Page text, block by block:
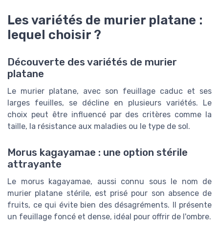
Les variétés de murier platane :
lequel choisir ?
Découverte des variétés de murier
platane
Le murier platane, avec son feuillage caduc et ses
larges feuilles, se décline en plusieurs variétés. Le
choix peut être influencé par des critères comme la
taille, la résistance aux maladies ou le type de sol.
Morus kagayamae : une option stérile
attrayante
Le morus kagayamae, aussi connu sous le nom de
murier platane stérile, est prisé pour son absence de
fruits, ce qui évite bien des désagréments. Il présente
un feuillage foncé et dense, idéal pour offrir de l'ombre.